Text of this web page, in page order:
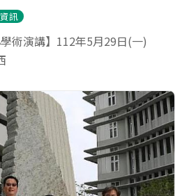
訊
學術演講】112年5月29日(一)